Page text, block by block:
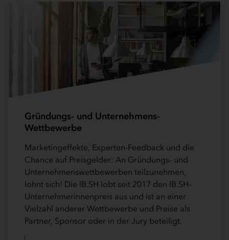
Gründungs- und Unternehmens-
Wettbewerbe
Marketingeffekte, Experten-Feedback und die
Chance auf Preisgelder: An Gründungs- und
Unternehmenswettbewerben teilzunehmen,
lohnt sich! Die IB.SH lobt seit 2017 den IB.SH-
Unternehmerinnenpreis aus und ist an einer
Vielzahl anderer Wettbewerbe und Preise als
Partner, Sponsor oder in der Jury beteiligt.